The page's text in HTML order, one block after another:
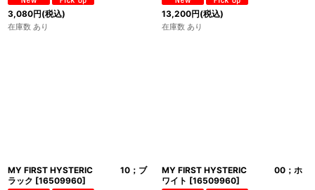
3,080円(税込)
在庫数 あり
13,200円(税込)
在庫数 あり
MY FIRST HYSTERIC 10；ブ
ラック [16509960]
MY FIRST HYSTERIC 00；ホ
ワイト [16509960]